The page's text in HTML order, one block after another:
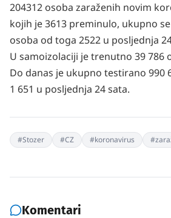
204312 osoba zaraženih novim
kojih je 3613 preminulo, ukupno
osoba od toga 2522 u posljednja
U samoizolaciji je trenutno 39 786
Do danas je ukupno testirano 990
1 651 u posljednja 24 sata.
#Stozer #CZ #koronavirus #
Komentari